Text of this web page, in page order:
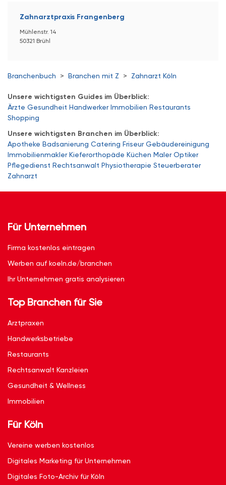
Zahnarztpraxis Frangenberg
Mühlenstr. 14
50321 Brühl
Branchenbuch > Branchen mit Z > Zahnarzt Köln
Unsere wichtigsten Guides im Überblick:
Ärzte Gesundheit Handwerker Immobilien Restaurants
Shopping
Unsere wichtigsten Branchen im Überblick:
Apotheke Badsanierung Catering Friseur Gebäudereinigung
Immobilienmakler Kieferorthopäde Küchen Maler Optiker
Pflegedienst Rechtsanwalt Physiotherapie Steuerberater
Zahnarzt
Für Unternehmen
Firma kostenlos eintragen
Werben auf koeln.de/branchen
Ihr Unternehmen gratis analysieren
Top Branchen für Sie
Arztpraxen
Handwerksbetriebe
Restaurants
Rechtsanwalt Kanzleien
Gesundheit & Wellness
Immobilien
Für Köln
Vereine werben kostenlos
Digitales Marketing für Unternehmen
Digitales Foto-Archiv für Köln